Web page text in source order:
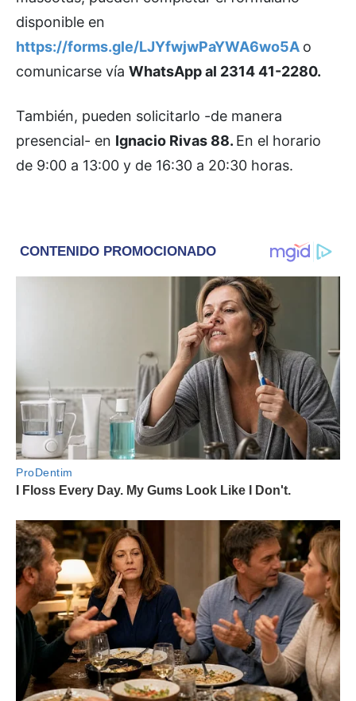
disponible en
https://forms.gle/LJYfwjwPaYWA6wo5A o
comunicarse vía WhatsApp al 2314 41-2280.
También, pueden solicitarlo -de manera
presencial- en Ignacio Rivas 88. En el horario
de 9:00 a 13:00 y de 16:30 a 20:30 horas.